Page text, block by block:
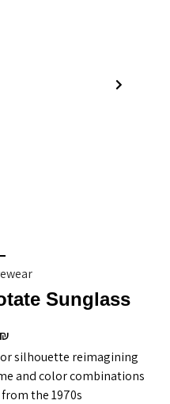
Sunglass
₪
silhouette reimagining
and color combinations
the 1970s.